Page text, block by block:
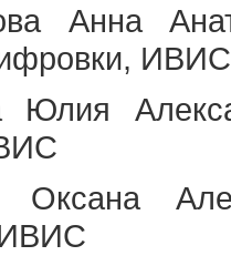
Анна
ИВИС
Юлия
Оксана
ИВИС